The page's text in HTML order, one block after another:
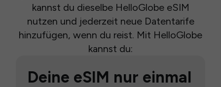
kannst du dieselbe HelloGlobe eSIM
nutzen und jederzeit neue Datentarife
hinzufügen, wenn du reist. Mit HelloGlobe
kannst du:
Deine eSIM nur einmal